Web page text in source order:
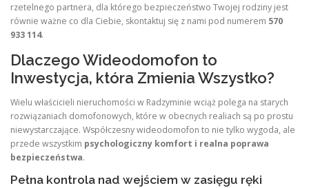
rzetelnego partnera, dla którego bezpieczeństwo Twojej rodziny jest
równie ważne co dla Ciebie, skontaktuj się z nami pod numerem 570
933 114.
Dlaczego Wideodomofon to
Inwestycja, która Zmienia Wszystko?
Wielu właścicieli nieruchomości w Radzyminie wciąż polega na starych
rozwiązaniach domofonowych, które w obecnych realiach są po prostu
niewystarczające. Współczesny wideodomofon to nie tylko wygoda, ale
przede wszystkim psychologiczny komfort i realna poprawa
bezpieczeństwa.
Pełna kontrola nad wejściem w zasięgu ręki